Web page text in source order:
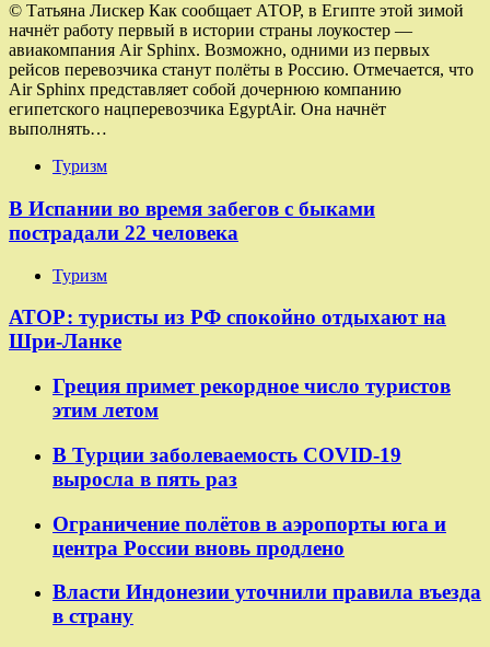
© Татьяна Лискер Как сообщает АТОР, в Египте этой зимой
начнёт работу первый в истории страны лоукостер —
авиакомпания Air Sphinx. Возможно, одними из первых
рейсов перевозчика станут полёты в Россию. Отмечается, что
Air Sphinx представляет собой дочернюю компанию
египетского нацперевозчика EgyptAir. Она начнёт
выполнять…
Туризм
В Испании во время забегов с быками
пострадали 22 человека
Туризм
АТОР: туристы из РФ спокойно отдыхают на
Шри-Ланке
Греция примет рекордное число туристов
этим летом
В Турции заболеваемость COVID-19
выросла в пять раз
Ограничение полётов в аэропорты юга и
центра России вновь продлено
Власти Индонезии уточнили правила въезда
в страну